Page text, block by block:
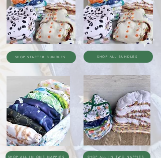
SHOP STARTER BUNDLES SHOP ALL BUNDLES
SHOP ALL IN ONE NAPPIES SHOP ALL IN TWO NAPPIES